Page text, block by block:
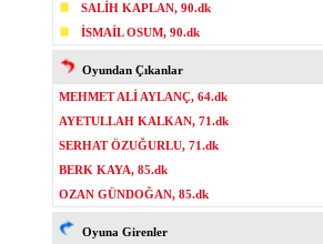
SALİH KAPLAN, 90.dk
İSMAİL OSUM, 90.dk
Oyundan Çıkanlar
MEHMET ALİ AYLANÇ, 64.dk
AYETULLAH KALKAN, 71.dk
SERHAT ÖZUĞURLU, 71.dk
BERK KAYA, 85.dk
OZAN GÜNDOĞAN, 85.dk
Oyuna Girenler